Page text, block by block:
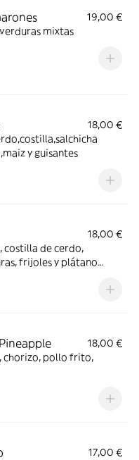
19,00 €
mixtas
18,00 €
y guisantes
18,00 €
costilla de cerdo,
frijoles y plátano
18,00 €
chorizo, pollo frito,
17,00 €